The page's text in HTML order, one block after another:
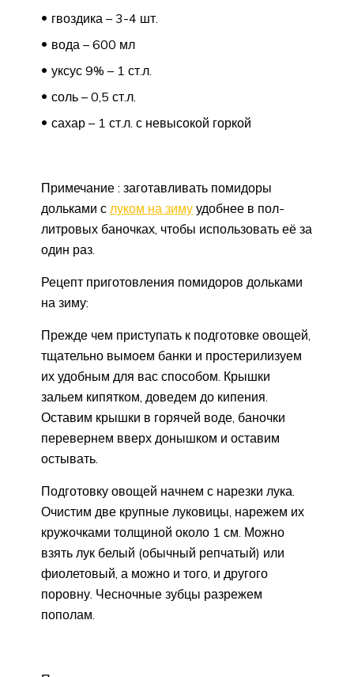
гвоздика – 3-4 шт.
вода – 600 мл
уксус 9% – 1 ст.л.
соль – 0,5 ст.л.
сахар – 1 ст.л. с невысокой горкой
Примечание : заготавливать помидоры
дольками с луком на зиму удобнее в пол-
литровых баночках, чтобы использовать её за
один раз.
Рецепт приготовления помидоров дольками
на зиму:
Прежде чем приступать к подготовке овощей,
тщательно вымоем банки и простерилизуем
их удобным для вас способом. Крышки
зальем кипятком, доведем до кипения.
Оставим крышки в горячей воде, баночки
перевернем вверх донышком и оставим
остывать.
Подготовку овощей начнем с нарезки лука.
Очистим две крупные луковицы, нарежем их
кружочками толщиной около 1 см. Можно
взять лук белый (обычный репчатый) или
фиолетовый, а можно и того, и другого
поровну. Чесночные зубцы разрежем
пополам.